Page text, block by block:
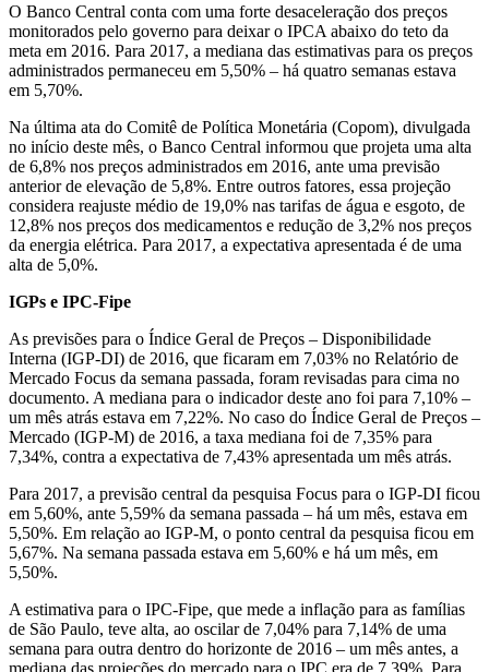
O Banco Central conta com uma forte desaceleração dos preços
monitorados pelo governo para deixar o IPCA abaixo do teto da
meta em 2016. Para 2017, a mediana das estimativas para os preços
administrados permaneceu em 5,50% – há quatro semanas estava
em 5,70%.
Na última ata do Comitê de Política Monetária (Copom), divulgada
no início deste mês, o Banco Central informou que projeta uma alta
de 6,8% nos preços administrados em 2016, ante uma previsão
anterior de elevação de 5,8%. Entre outros fatores, essa projeção
considera reajuste médio de 19,0% nas tarifas de água e esgoto, de
12,8% nos preços dos medicamentos e redução de 3,2% nos preços
da energia elétrica. Para 2017, a expectativa apresentada é de uma
alta de 5,0%.
IGPs e IPC-Fipe
As previsões para o Índice Geral de Preços – Disponibilidade
Interna (IGP-DI) de 2016, que ficaram em 7,03% no Relatório de
Mercado Focus da semana passada, foram revisadas para cima no
documento. A mediana para o indicador deste ano foi para 7,10% –
um mês atrás estava em 7,22%. No caso do Índice Geral de Preços –
Mercado (IGP-M) de 2016, a taxa mediana foi de 7,35% para
7,34%, contra a expectativa de 7,43% apresentada um mês atrás.
Para 2017, a previsão central da pesquisa Focus para o IGP-DI ficou
em 5,60%, ante 5,59% da semana passada – há um mês, estava em
5,50%. Em relação ao IGP-M, o ponto central da pesquisa ficou em
5,67%. Na semana passada estava em 5,60% e há um mês, em
5,50%.
A estimativa para o IPC-Fipe, que mede a inflação para as famílias
de São Paulo, teve alta, ao oscilar de 7,04% para 7,14% de uma
semana para outra dentro do horizonte de 2016 – um mês antes, a
mediana das projeções do mercado para o IPC era de 7,39%. Para